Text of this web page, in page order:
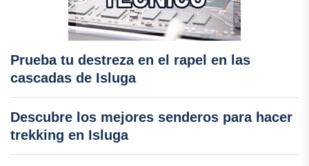
Prueba tu destreza en el rapel en las
cascadas de Isluga
Descubre los mejores senderos para hacer
trekking en Isluga